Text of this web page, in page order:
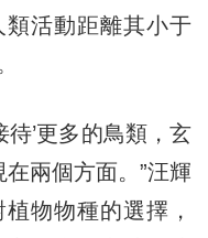
活動距離其小于
’更多的鳥類，玄
兩個方面。”汪輝
物物種的選擇，